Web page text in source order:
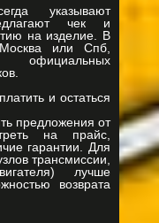
указывают
чек и
на изделие. В
или Спб,
и остаться
предложения от
на прайс,
гарантии. Для
трансмиссии,
лучше
возврата